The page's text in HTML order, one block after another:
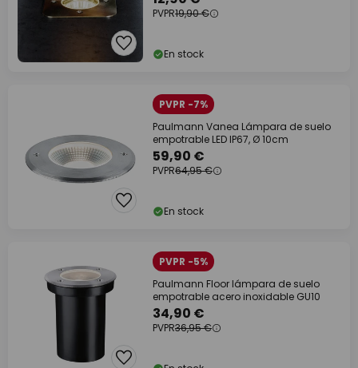
PVPR19,90 €
En stock
PVPR -7%
Paulmann Vanea Lámpara de suelo
empotrable LED IP67, Ø 10cm
59,90 €
PVPR64,95 €
En stock
PVPR -5%
Paulmann Floor lámpara de suelo
empotrable acero inoxidable GU10
34,90 €
PVPR36,95 €